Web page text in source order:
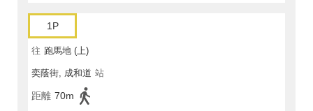
1P
往 跑馬地 (上)
奕蔭街, 成和道 站
距離 70m